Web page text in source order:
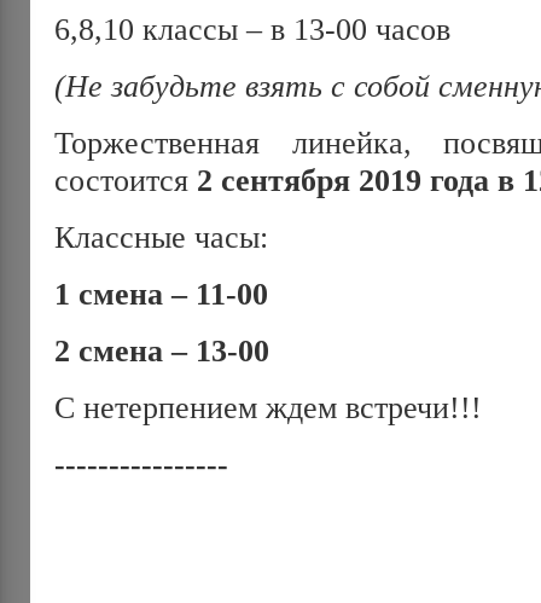
6,8,10 классы – в 13-00 часов
(Не забудьте взять с собой
Торжественная линейка,
состоится 2 сентября 2019 года в
Классные часы:
1 смена – 11-00
2 смена – 13-00
С нетерпением ждем встречи!!!
----------------